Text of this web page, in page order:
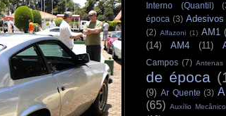
Interno (Quantil)
época (3) Adesivos
(2) Alfazoni (1) AM1
(14)
AM4 (11)
Campos (7) Antenas
de época
(9) Ar Quente (3)
(65) Auxílio Mecânico